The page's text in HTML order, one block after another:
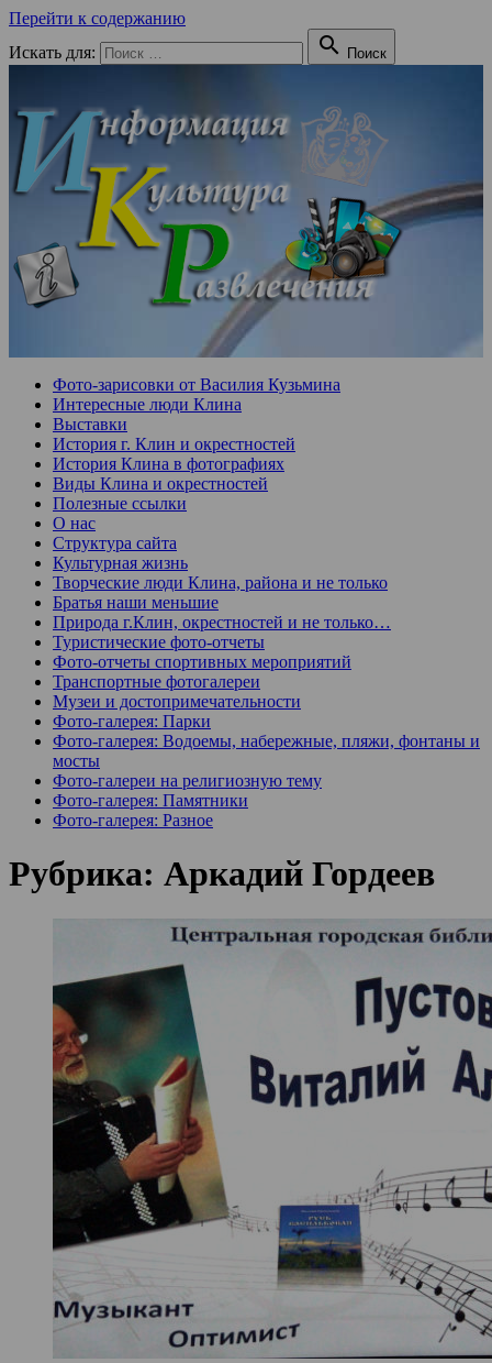
Перейти к содержанию
Искать для:
 Поиск
Фото-зарисовки от Василия Кузьмина
Интересные люди Клина
Выставки
История г. Клин и окрестностей
История Клина в фотографиях
Виды Клина и окрестностей
Полезные ссылки
О нас
Структура сайта
Культурная жизнь
Творческие люди Клина, района и не только
Братья наши меньшие
Природа г.Клин, окрестностей и не только…
Туристические фото-отчеты
Фото-отчеты спортивных мероприятий
Транспортные фотогалереи
Музеи и достопримечательности
Фото-галерея: Парки
Фото-галерея: Водоемы, набережные, пляжи, фонтаны и
мосты
Фото-галереи на религиозную тему
Фото-галерея: Памятники
Фото-галерея: Разное
Рубрика: Аркадий Гордеев